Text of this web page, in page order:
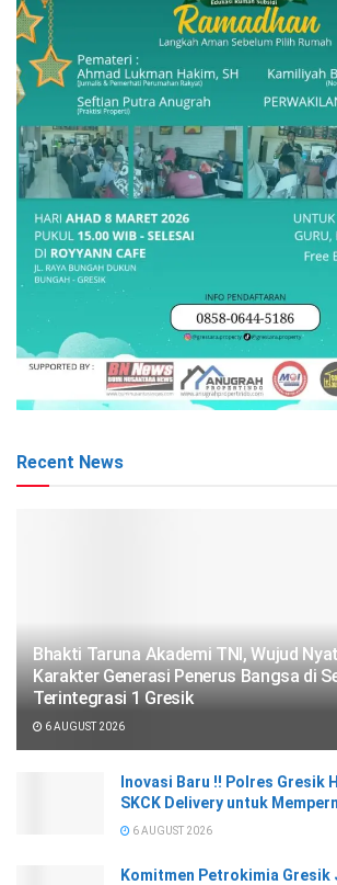
Recent News
Bhakti Taruna Akademi TNI, Wujud
Karakter Generasi Penerus Bangsa di
Terintegrasi 1 Gresik
6 AUGUST 2026
Inovasi Baru !! Polres Gresik
SKCK Delivery untuk
6 AUGUST 2026
Komitmen Petrokimia Gresik